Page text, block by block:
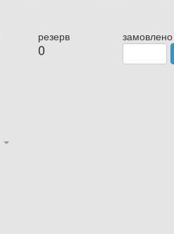
резерв
0
замовлено